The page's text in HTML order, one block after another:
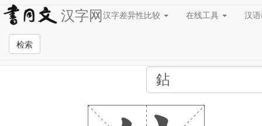
汉字网汉字差异性比较 在线工具 汉
检索
全站检索页面